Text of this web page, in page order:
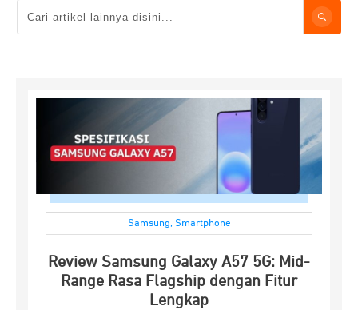
Samsung, Smartphone
Review Samsung Galaxy A57 5G: Mid-
Range Rasa Flagship dengan Fitur
Lengkap